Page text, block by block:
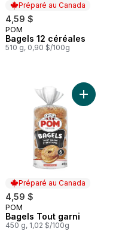
Préparé au Canada
4,59 $
Préparé au Canada
POM
Bagels 12 céréales
510 g, 0,90 $/100g
style montréal graines de
Préparé au Canada
4,59 $
Préparé au Canada
POM
Bagels Tout garni
450 g, 1,02 $/100g
Ajouter